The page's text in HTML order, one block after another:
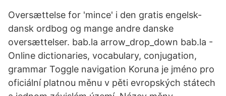
Oversættelse for 'mince' i den gratis engelsk-
dansk ordbog og mange andre danske
oversættelser. bab.la arrow_drop_down bab.la -
Online dictionaries, vocabulary, conjugation,
grammar Toggle navigation Koruna je jméno pro
oficiální platnou měnu v pěti evropských státech